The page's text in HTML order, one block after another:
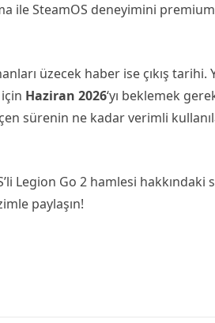
ile SteamOS deneyimini
üzecek haber ise çıkış tarihi.
Haziran 2026‘yı beklemek
sürenin ne kadar verimli
Legion Go 2 hamlesi
paylaşın!